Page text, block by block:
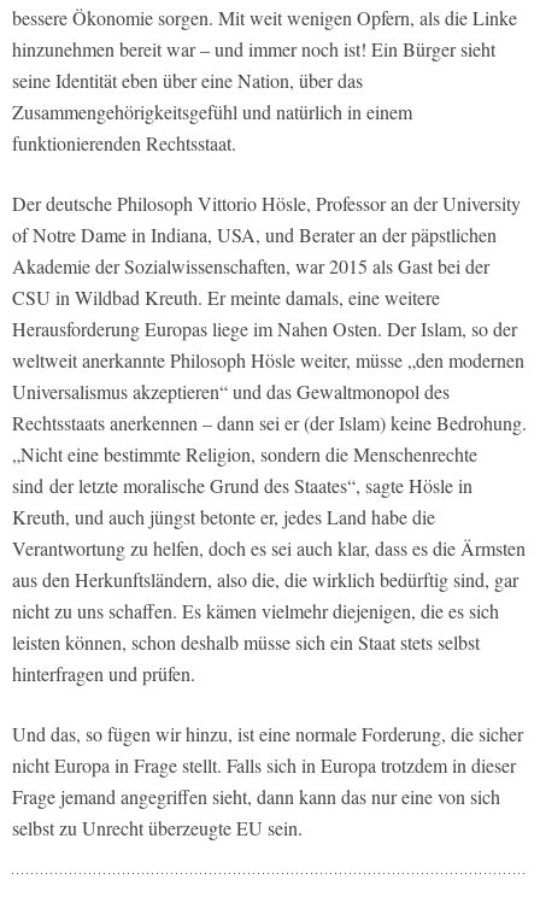
bessere Ökonomie sorgen. Mit weit wenigen Opfern, als die Linke
hinzunehmen bereit war – und immer noch ist! Ein Bürger sieht
seine Identität eben über eine Nation, über das
Zusammengehörigkeitsgefühl und natürlich in einem
funktionierenden Rechtsstaat.
Der deutsche Philosoph Vittorio Hösle, Professor an der University
of Notre Dame in Indiana, USA, und Berater an der päpstlichen
Akademie der Sozialwissenschaften, war 2015 als Gast bei der
CSU in Wildbad Kreuth. Er meinte damals, eine weitere
Herausforderung Europas liege im Nahen Osten. Der Islam, so der
weltweit anerkannte Philosoph Hösle weiter, müsse „den modernen
Universalismus akzeptieren“ und das Gewaltmonopol des
Rechtsstaats anerkennen – dann sei er (der Islam) keine Bedrohung.
„Nicht eine bestimmte Religion, sondern die Menschenrechte
sind der letzte moralische Grund des Staates“, sagte Hösle in
Kreuth, und auch jüngst betonte er, jedes Land habe die
Verantwortung zu helfen, doch es sei auch klar, dass es die Ärmsten
aus den Herkunftsländern, also die, die wirklich bedürftig sind, gar
nicht zu uns schaffen. Es kämen vielmehr diejenigen, die es sich
leisten können, schon deshalb müsse sich ein Staat stets selbst
hinterfragen und prüfen.
Und das, so fügen wir hinzu, ist eine normale Forderung, die sicher
nicht Europa in Frage stellt. Falls sich in Europa trotzdem in dieser
Frage jemand angegriffen sieht, dann kann das nur eine von sich
selbst zu Unrecht überzeugte EU sein.